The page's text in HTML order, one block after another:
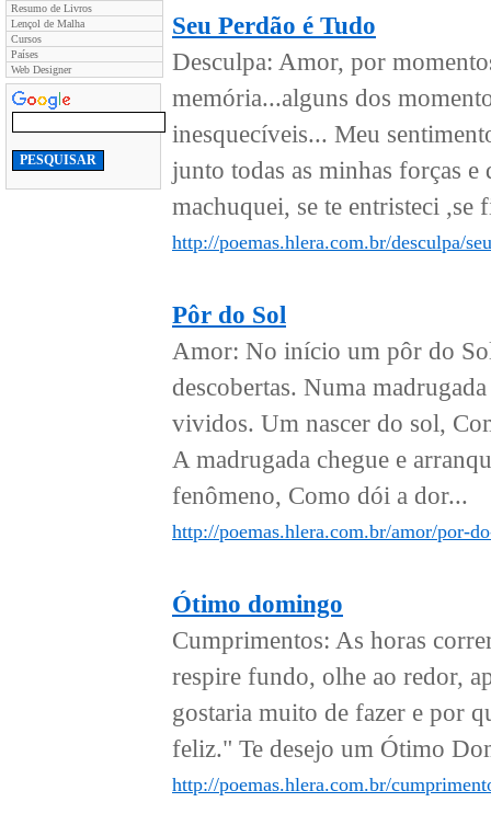
Resumo de Livros
Lençol de Malha
Cursos
Países
Web Designer
Seu Perdão é Tudo
Desculpa: Amor, por
memória...alguns dos
inesquecíveis... Meu
junto todas as minhas forças
machuquei, se te entristeci ,se
http://poemas.hlera.com.br/desculpa/
Pôr do Sol
Amor: No início um pôr do Sol
descobertas. Numa
vividos. Um nascer do sol,
A madrugada chegue e
fenômeno, Como dói a dor...
http://poemas.hlera.com.br/amor/por-
Ótimo domingo
Cumprimentos: As horas
respire fundo, olhe ao redor,
gostaria muito de fazer e por
feliz." Te desejo um Ótimo
http://poemas.hlera.com.br/